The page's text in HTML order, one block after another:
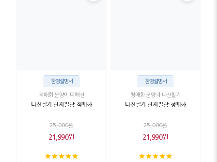
한영설명서
적매화 문양이 더해진
나전칠기 한지필함-적매화
25,000원
21,990원
한영설명서
청매화 문양과 나전칠기
나전칠기 한지필함-청매화
25,000원
21,990원